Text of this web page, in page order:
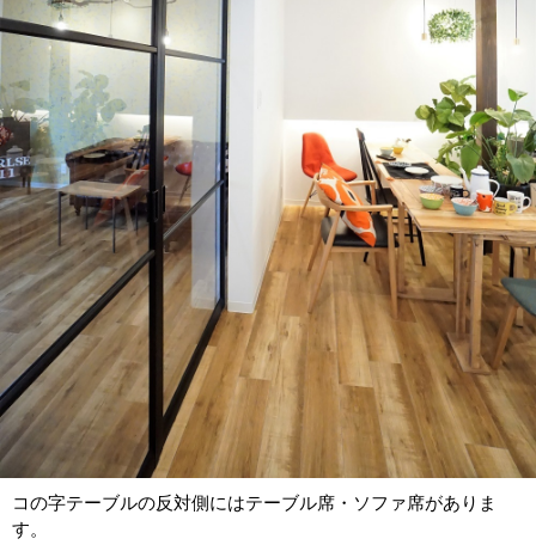
コの字テーブルの反対側にはテーブル席・ソファ席がありま
す。